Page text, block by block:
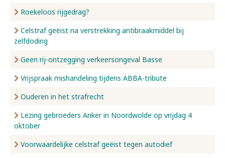
Roekeloos rijgedrag?
Celstraf geëist na verstrekking antibraakmiddel bij
zelfdoding
Geen rij-ontzegging verkeersongeval Basse
Vrijspraak mishandeling tijdens ABBA-tribute
Ouderen in het strafrecht
Lezing gebroeders Anker in Noordwolde op vrijdag 4
oktober
Voorwaardelijke celstraf geëist tegen autodief